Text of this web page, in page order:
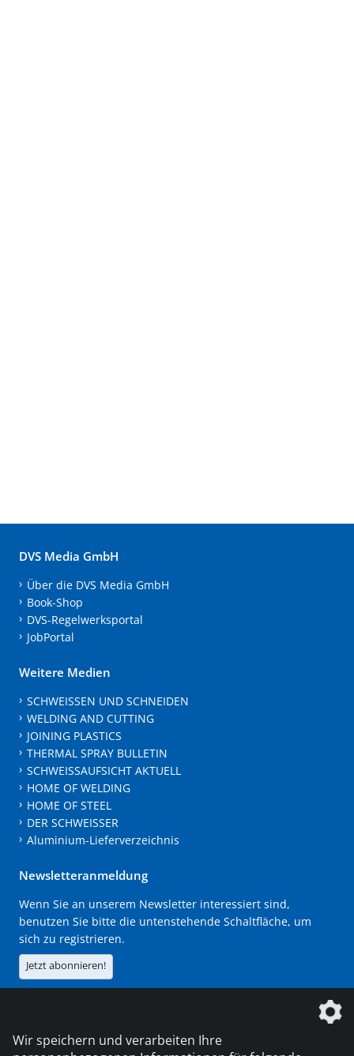
DVS Media GmbH
Über die DVS Media GmbH
Book-Shop
DVS-Regelwerksportal
JobPortal
Weitere Medien
SCHWEISSEN UND SCHNEIDEN
WELDING AND CUTTING
JOINING PLASTICS
THERMAL SPRAY BULLETIN
SCHWEISSAUFSICHT AKTUELL
HOME OF WELDING
HOME OF STEEL
DER SCHWEISSER
Aluminium-Lieferverzeichnis
Newsletteranmeldung
Wenn Sie an unserem Newsletter interessiert sind,
benutzen Sie bitte die untenstehende Schaltfläche, um
sich zu registrieren.
Jetzt abonnieren!
Die DVS Media GmbH ist ein Unternehmen der
Wir speichern und verarbeiten Ihre